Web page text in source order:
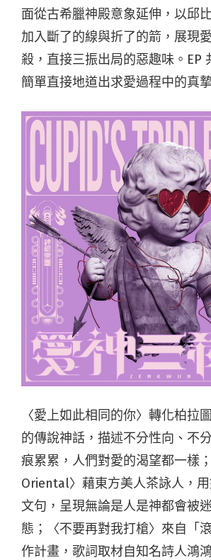
面從古希臘神殿意象延伸，以邱
加入斷了的線與折了的箭，展現
殺，直接三振出局的惡趣味。EP
簡單直接地道出求愛過程中的真
〈愛上如此相同的你〉轉化柏拉
的傳說神話，描述不分性向、不
痕累累，人們對愛的渴望都一樣
Oriental〉藉東方美人茶詠人，
文句，呈現無論是人是神都會被
態；〈不要再對我打槍〉來自「
作計畫，歌詞取材自知名詩人鴻